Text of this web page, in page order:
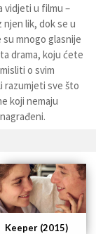
vidjeti u filmu –
lik, dok se u
mnogo glasnije
drama, koju ćete
o svim
razumjeti sve što
koji nemaju
Keeper (2015)